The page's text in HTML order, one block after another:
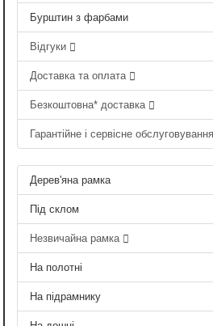
Бурштин з фарбами
Відгуки
Доставка та оплата
Безкоштовна* доставка
Гарантійне і сервісне обслуговування
Дерев'яна рамка
Під склом
Незвичайна рамка
На полотні
На підрамнику